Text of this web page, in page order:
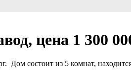
цена 1 300
состоит из 5 комнат,